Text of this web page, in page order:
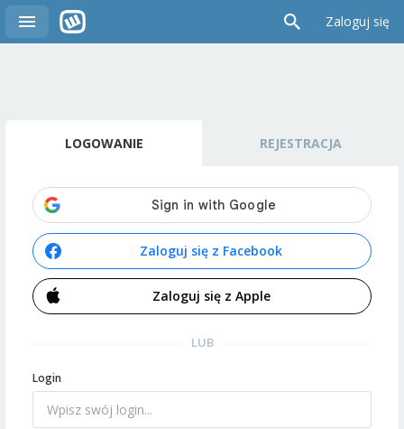
Zaloguj się
LOGOWANIE REJESTRACJA
Zaloguj się z Facebook
Zaloguj się z Apple
LUB
Login